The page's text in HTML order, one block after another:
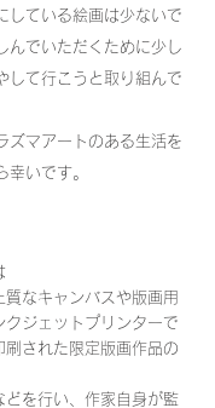
している絵画は少ないで
んでいただくために少し
して行こうと取り組んで
ズマアートのある生活を
幸いです。
質なキャンバスや版画用
クジェットプリンターで
刷された限定版画作品の
どを行い、作家自身が監